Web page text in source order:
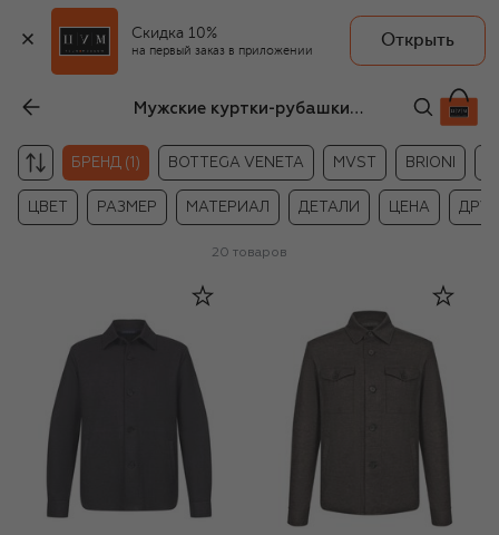
Скидка 10%
на первый заказ в приложении
Открыть
Мужские куртки-рубашки Harris Wharf London
БРЕНД (1) BOTTEGA VENETA MVST BRIONI
ЦВЕТ РАЗМЕР МАТЕРИАЛ ДЕТАЛИ ЦЕНА
20 товаров